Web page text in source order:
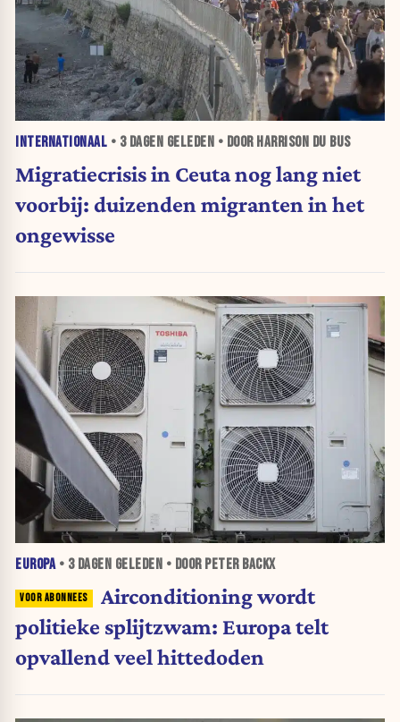
INTERNATIONAAL • 3 DAGEN GELEDEN • DOOR HARRISON DU BUS
Migratiecrisis in Ceuta nog lang niet
voorbij: duizenden migranten in het
ongewisse
EUROPA• 3 DAGEN GELEDEN • DOOR PETER BACKX
Airconditioning wordt
politieke splijtzwam: Europa telt
opvallend veel hittedoden